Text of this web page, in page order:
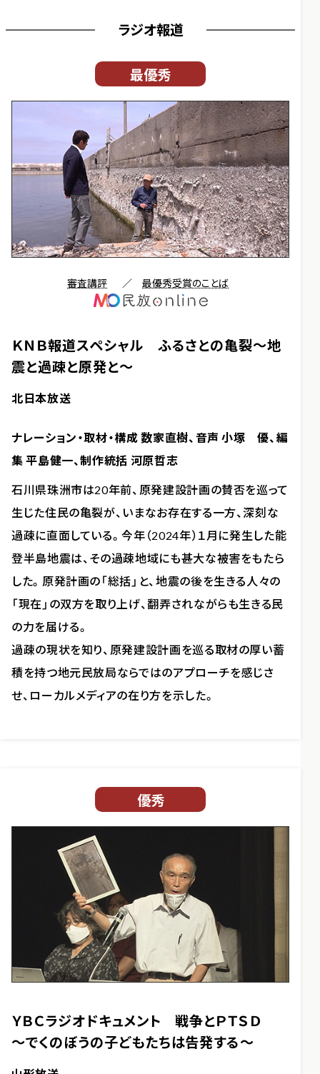
ラジオ報道
最優秀
審査講評 ／最優秀受賞のことば
ＫＮＢ報道スペシャル ふるさとの亀裂～地
震と過疎と原発と～
北日本放送
ナレーション・取材・構成 数家直樹、音声 小塚 優、編
集 平島健一、制作統括 河原哲志
石川県珠洲市は20年前、原発建設計画の賛否を巡って
生じた住民の亀裂が、いまなお存在する一方、深刻な
過疎に直面している。今年（2024年）１月に発生した能
登半島地震は、その過疎地域にも甚大な被害をもたら
した。原発計画の「総括」と、地震の後を生きる人々の
「現在」の双方を取り上げ、翻弄されながらも生きる民
の力を届ける。
過疎の現状を知り、原発建設計画を巡る取材の厚い蓄
積を持つ地元民放局ならではのアプローチを感じさ
せ、ローカルメディアの在り方を示した。
優秀
ＹＢＣラジオドキュメント 戦争とＰＴＳＤ
～でくのぼうの子どもたちは告発する～